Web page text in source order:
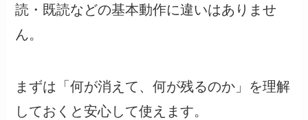
読・既読などの基本動作に違いはありませ
ん。
まずは「何が消えて、何が残るのか」を理解
しておくと安心して使えます。